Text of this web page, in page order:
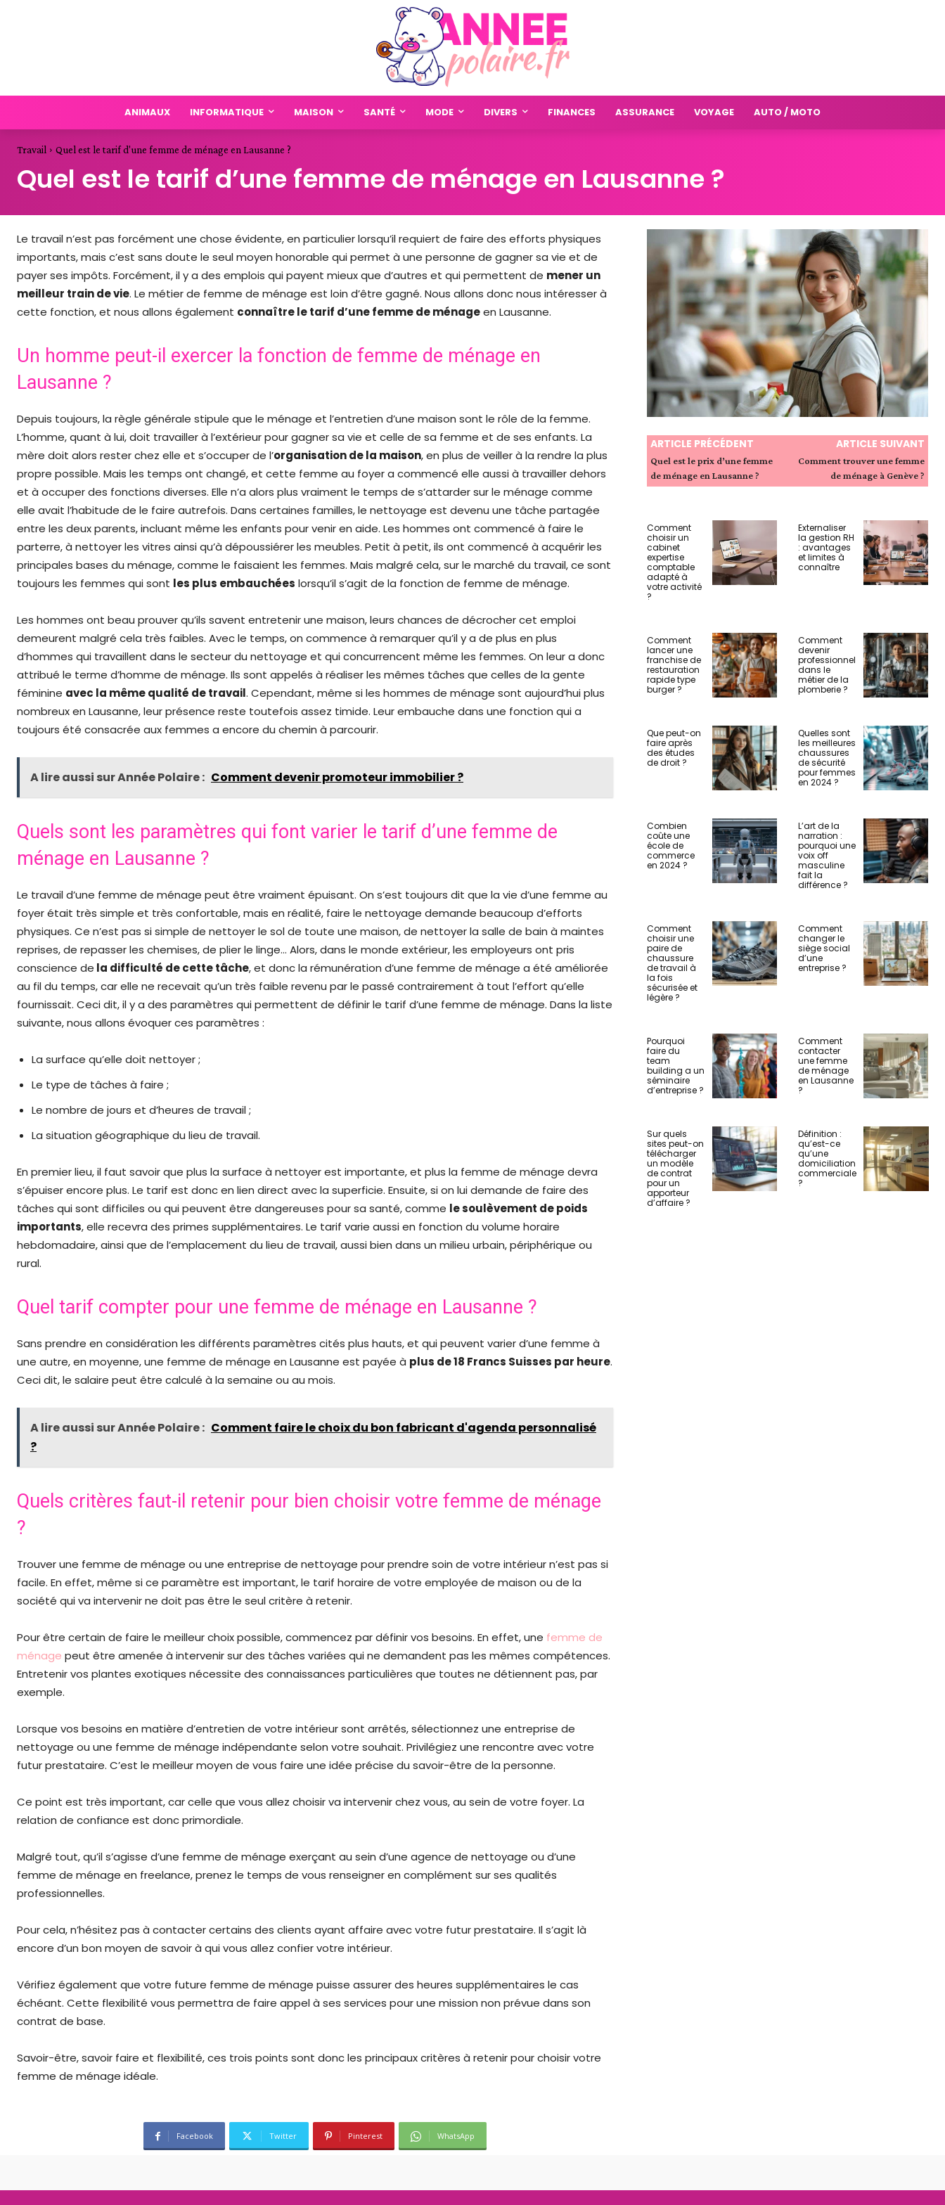
ANIMAUX INFORMATIQUE MAISON SANTÉ MODE DIVERS FINANCES ASSURANCE VOYAGE AUTO / MOTO
Travail Quel est le tarif d'une femme de ménage en Lausanne ?
Quel est le tarif d’une femme de ménage en Lausanne ?
Le travail n’est pas forcément une chose évidente, en particulier lorsqu’il requiert de faire des efforts physiques
importants, mais c’est sans doute le seul moyen honorable qui permet à une personne de gagner sa vie et de
payer ses impôts. Forcément, il y a des emplois qui payent mieux que d’autres et qui permettent de mener un
meilleur train de vie. Le métier de femme de ménage est loin d’être gagné. Nous allons donc nous intéresser à
cette fonction, et nous allons également connaître le tarif d’une femme de ménageen Lausanne.
Un homme peut-il exercer la fonction de femme de ménage en
Lausanne ?
Depuis toujours, la règle générale stipule que le ménage et l’entretien d’une maison sont le rôle de la femme.
L’homme, quant à lui, doit travailler à l’extérieur pour gagner sa vie et celle de sa femme et de ses enfants. La
mère doit alors rester chez elle et s’occuper de l’organisation de la maison, en plus de veiller à la rendre la plus
propre possible. Mais les temps ont changé, et cette femme au foyer a commencé elle aussi à travailler dehors
et à occuper des fonctions diverses. Elle n’a alors plus vraiment le temps de s’attarder sur le ménage comme
elle avait l’habitude de le faire autrefois. Dans certaines familles, le nettoyage est devenu une tâche partagée
entre les deux parents, incluant même les enfants pour venir en aide. Les hommes ont commencé à faire le
parterre, à nettoyer les vitres ainsi qu’à dépoussiérer les meubles. Petit à petit, ils ont commencé à acquérir les
principales bases du ménage, comme le faisaient les femmes. Mais malgré cela, sur le marché du travail, ce sont
toujours les femmes qui sont les plus embauchées lorsqu’il s’agit de la fonction de femme de ménage.
Les hommes ont beau prouver qu’ils savent entretenir une maison, leurs chances de décrocher cet emploi
demeurent malgré cela très faibles. Avec le temps, on commence à remarquer qu’il y a de plus en plus
d’hommes qui travaillent dans le secteur du nettoyage et qui concurrencent même les femmes. On leur a donc
attribué le terme d’homme de ménage. Ils sont appelés à réaliser les mêmes tâches que celles de la gente
féminine avec la même qualité de travail. Cependant, même si les hommes de ménage sont aujourd’hui plus
nombreux en Lausanne, leur présence reste toutefois assez timide. Leur embauche dans une fonction qui a
toujours été consacrée aux femmes a encore du chemin à parcourir.
A lire aussi sur Année Polaire : Comment devenir promoteur immobilier ?
Quels sont les paramètres qui font varier le tarif d’une femme de
ménage en Lausanne ?
Le travail d’une femme de ménage peut être vraiment épuisant. On s’est toujours dit que la vie d’une femme au
foyer était très simple et très confortable, mais en réalité, faire le nettoyage demande beaucoup d’efforts
physiques. Ce n’est pas si simple de nettoyer le sol de toute une maison, de nettoyer la salle de bain à maintes
reprises, de repasser les chemises, de plier le linge… Alors, dans le monde extérieur, les employeurs ont pris
conscience de la difficulté de cette tâche, et donc la rémunération d’une femme de ménage a été améliorée
au fil du temps, car elle ne recevait qu’un très faible revenu par le passé contrairement à tout l’effort qu’elle
fournissait. Ceci dit, il y a des paramètres qui permettent de définir le tarif d’une femme de ménage. Dans la liste
suivante, nous allons évoquer ces paramètres :
La surface qu’elle doit nettoyer ;
Le type de tâches à faire ;
Le nombre de jours et d’heures de travail ;
La situation géographique du lieu de travail.
En premier lieu, il faut savoir que plus la surface à nettoyer est importante, et plus la femme de ménage devra
s’épuiser encore plus. Le tarif est donc en lien direct avec la superficie. Ensuite, si on lui demande de faire des
tâches qui sont difficiles ou qui peuvent être dangereuses pour sa santé, comme le soulèvement de poids
importants, elle recevra des primes supplémentaires. Le tarif varie aussi en fonction du volume horaire
hebdomadaire, ainsi que de l’emplacement du lieu de travail, aussi bien dans un milieu urbain, périphérique ou
rural.
Quel tarif compter pour une femme de ménage en Lausanne ?
Sans prendre en considération les différents paramètres cités plus hauts, et qui peuvent varier d’une femme à
une autre, en moyenne, une femme de ménage en Lausanne est payée à plus de18 Francs Suisses par heure.
Ceci dit, le salaire peut être calculé à la semaine ou au mois.
A lire aussi sur Année Polaire : Comment faire le choix du bon fabricant d'agenda personnalisé
?
Quels critères faut-il retenir pour bien choisir votre femme de ménage
?
Trouver une femme de ménage ou une entreprise de nettoyage pour prendre soin de votre intérieur n’est pas si
facile. En effet, même si ce paramètre est important, le tarif horaire de votre employée de maison ou de la
société qui va intervenir ne doit pas être le seul critère à retenir.
Pour être certain de faire le meilleur choix possible, commencez par définir vos besoins. En effet, une femme de
ménage peut être amenée à intervenir sur des tâches variées qui ne demandent pas les mêmes compétences.
Entretenir vos plantes exotiques nécessite des connaissances particulières que toutes ne détiennent pas, par
exemple.
Lorsque vos besoins en matière d’entretien de votre intérieur sont arrêtés, sélectionnez une entreprise de
nettoyage ou une femme de ménage indépendante selon votre souhait. Privilégiez une rencontre avec votre
futur prestataire. C’est le meilleur moyen de vous faire une idée précise du savoir-être de la personne.
Ce point est très important, car celle que vous allez choisir va intervenir chez vous, au sein de votre foyer. La
relation de confiance est donc primordiale.
Malgré tout, qu’il s’agisse d’une femme de ménage exerçant au sein d’une agence de nettoyage ou d’une
femme de ménage en freelance, prenez le temps de vous renseigner en complément sur ses qualités
professionnelles.
Pour cela, n’hésitez pas à contacter certains des clients ayant affaire avec votre futur prestataire. Il s’agit là
encore d’un bon moyen de savoir à qui vous allez confier votre intérieur.
Vérifiez également que votre future femme de ménage puisse assurer des heures supplémentaires le cas
échéant. Cette flexibilité vous permettra de faire appel à ses services pour une mission non prévue dans son
contrat de base.
Savoir-être, savoir faire et flexibilité, ces trois points sont donc les principaux critères à retenir pour choisir votre
femme de ménage idéale.
Facebook Twitter Pinterest WhatsApp
ARTICLE PRÉCÉDENT
Quel est le prix d’une femme
de ménage en Lausanne ?
ARTICLE SUIVANT
Comment trouver une femme
de ménage à Genève ?
Comment
choisir un
cabinet
expertise
comptable
adapté à
votre activité
?
Externaliser
la gestion RH
: avantages
et limites à
connaître
Comment
lancer une
franchise de
restauration
rapide type
burger ?
Comment
devenir
professionnel
dans le
métier de la
plomberie ?
Que peut-on
faire après
des études
de droit ?
Quelles sont
les meilleures
chaussures
de sécurité
pour femmes
en 2024 ?
Combien
coûte une
école de
commerce
en 2024 ?
L’art de la
narration :
pourquoi une
voix off
masculine
fait la
différence ?
Comment
choisir une
paire de
chaussure
de travail à
la fois
sécurisée et
légère ?
Comment
changer le
siège social
d’une
entreprise ?
Pourquoi
faire du
team
building a un
séminaire
d’entreprise ?
Comment
contacter
une femme
de ménage
en Lausanne
?
Sur quels
sites peut-on
télécharger
un modèle
de contrat
pour un
apporteur
d’affaire ?
Définition :
qu’est-ce
qu’une
domiciliation
commerciale
?